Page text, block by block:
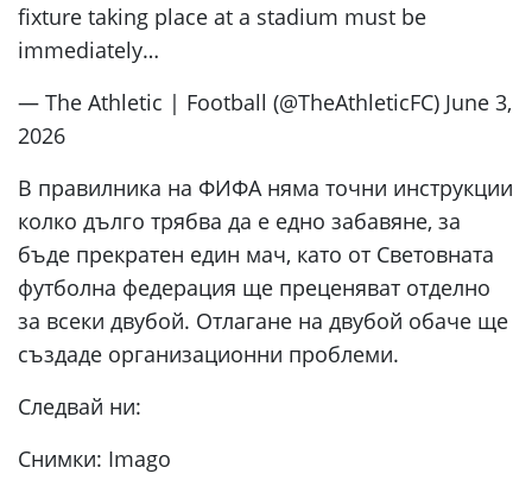
fixture taking place at a stadium must be
immediately…
— The Athletic | Football (@TheAthleticFC) June 3,
2026
В правилника на ФИФА няма точни инструкции
колко дълго трябва да е едно забавяне, за
бъде прекратен един мач, като от Световната
футболна федерация ще преценяват отделно
за всеки двубой. Отлагане на двубой обаче ще
създаде организационни проблеми.
Следвай ни:
Снимки: Imago